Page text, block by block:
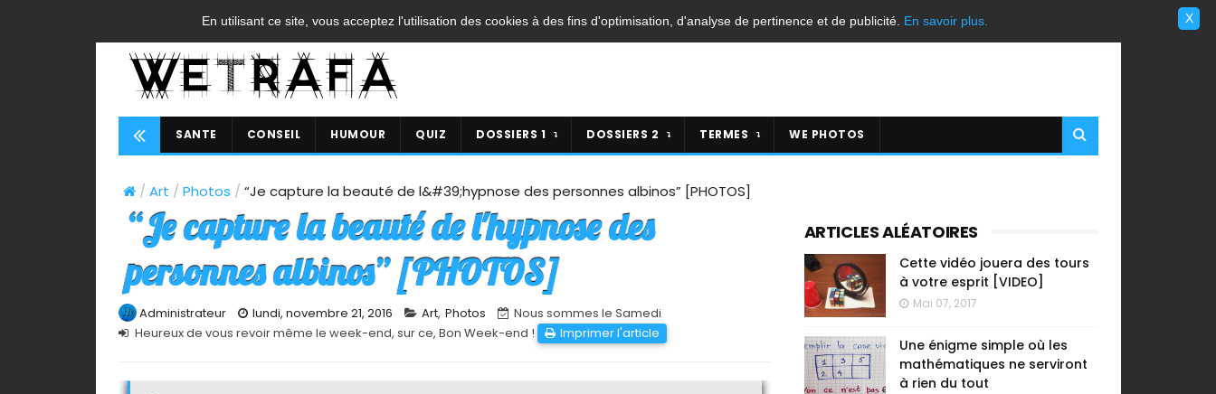
CONTACT A PROPOS FAQ CGU
SANTE CONSEIL HUMOUR QUIZ DOSSIERS 1 DOSSIERS 2 TERMES WE PHOTOS
/ Art / Photos / “Je capture la beauté de l&#39;hypnose des personnes albinos” [PHOTOS]
“Je capture la beauté de l'hypnose des
personnes albinos” [PHOTOS]
Administrateur lundi, novembre 21, 2016 Art, Photos
Nous sommes le Samedi
Heureux de vous revoir même le week-end, sur ce, Bon Week-end !
Imprimer l'article
ARTICLES ALÉATOIRES
Cette vidéo jouera des tours
à votre esprit [VIDEO]
Mai 07, 2017
Une énigme simple où les
mathématiques ne serviront
à rien du tout
X
En utilisant ce site, vous acceptez l'utilisation des cookies à des fins d'optimisation, d'analyse de pertinence et de publicité. En savoir plus.